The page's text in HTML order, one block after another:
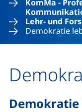
KomMa -
Lehr- und
Demokratie
Demokratie